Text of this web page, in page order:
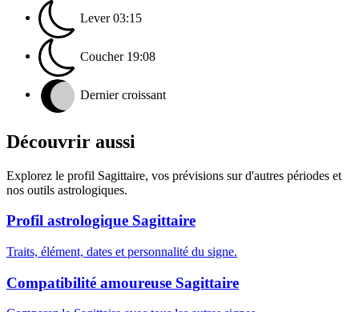
Lever 03:15
Coucher 19:08
Dernier croissant
Découvrir aussi
Explorez le profil Sagittaire, vos prévisions sur d'autres périodes et
nos outils astrologiques.
Profil astrologique Sagittaire
Traits, élément, dates et personnalité du signe.
Compatibilité amoureuse Sagittaire